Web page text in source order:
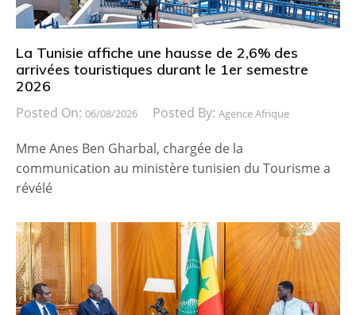
La Tunisie affiche une hausse de 2,6% des
arrivées touristiques durant le 1er semestre
2026
Posted On: 06/08/2026 Posted By: Agence Afrique
Mme Anes Ben Gharbal, chargée de la
communication au ministère tunisien du Tourisme a
révélé